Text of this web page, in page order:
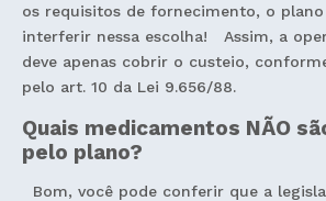
os requisitos de fornecimento, o plano
interferir nessa escolha! Assim, a
deve apenas cobrir o custeio,
pelo art. 10 da Lei 9.656/88.
Quais medicamentos NÃO
pelo plano?
Bom, você pode conferir que a